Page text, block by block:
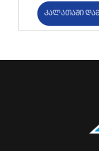
კალათაში